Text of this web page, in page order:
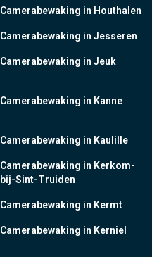
Camerabewaking in Houthalen
Camerabewaking in Jesseren
Camerabewaking in Jeuk
Camerabewaking in Kanne
Camerabewaking in Kaulille
Camerabewaking in Kerkom-
bij-Sint-Truiden
Camerabewaking in Kermt
Camerabewaking in Kerniel